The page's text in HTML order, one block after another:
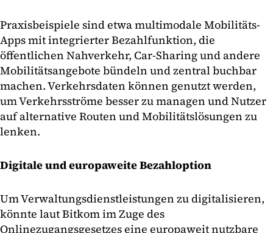
Praxisbeispiele sind etwa multimodale Mobilitäts-
Apps mit integrierter Bezahlfunktion, die
öffentlichen Nahverkehr, Car-Sharing und andere
Mobilitätsangebote bündeln und zentral buchbar
machen. Verkehrsdaten können genutzt werden,
um Verkehrsströme besser zu managen und Nutzer
auf alternative Routen und Mobilitätslösungen zu
lenken.
Digitale und europaweite Bezahloption
Um Verwaltungsdienstleistungen zu digitalisieren,
könnte laut Bitkom im Zuge des
Onlinezugangsgesetzes eine europaweit nutzbare